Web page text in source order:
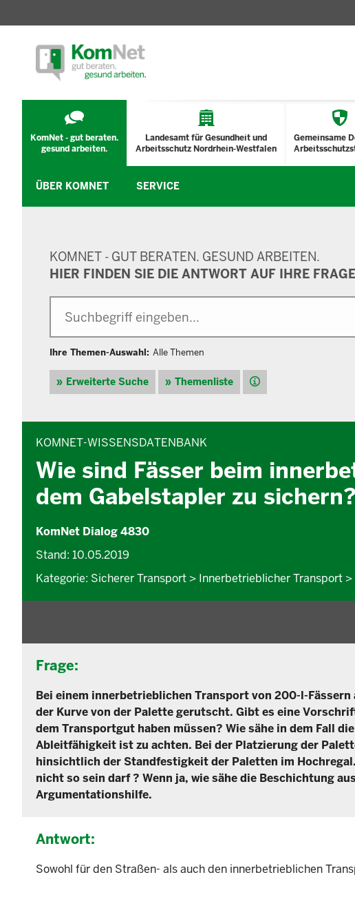
KomNet - gut beraten.
gesund arbeiten.
Landesamt für Gesundheit und
Arbeitsschutz Nordrhein-Westfalen
Gemeinsame
ÜBER KOMNET SERVICE
KOMNET - GUT BERATEN. GESUND ARBEITEN.
HIER FINDEN SIE DIE ANTWORT AUF IHRE
Ihre Themen-Auswahl: Alle Themen
Erweiterte Suche Themenliste Hilfe
KOMNET-WISSENSDATENBANK
Wie sind Fässer beim
dem Gabelstapler zu sichern?
KomNet Dialog 4830
Stand: 10.05.2019
Kategorie: Sicherer Transport > Innerbetrieblicher Transport
Frage:
Bei einem innerbetrieblichen Transport von 200-l-
der Kurve von der Palette gerutscht. Gibt es eine
dem Transportgut haben müssen? Wie sähe in dem Fall
Ableitfähigkeit ist zu achten. Bei der Platzierung der
hinsichtlich der Standfestigkeit der Paletten im
nicht so sein darf ? Wenn ja, wie sähe die Beschichtung
Argumentationshilfe.
Antwort:
Sowohl für den Straßen- als auch den innerbetrieblichen